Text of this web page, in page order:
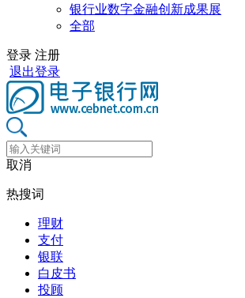
银行业数字金融创新成果展
全部
登录 注册
退出登录
取消
热搜词
理财
支付
银联
白皮书
投顾